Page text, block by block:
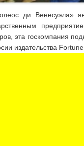
ди Венесуэла»
эта госкомпания
издательства